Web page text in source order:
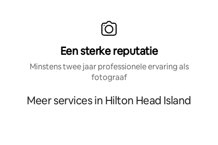
Een sterke reputatie
Minstens twee jaar professionele ervaring als
fotograaf
Meer services in Hilton Head Island